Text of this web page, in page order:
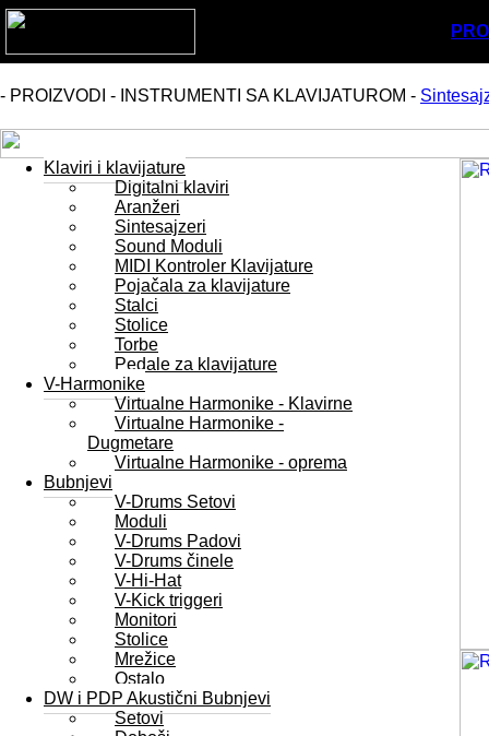
- PROIZVODI - INSTRUMENTI SA KLAVIJATUROM -
Klaviri i klavijature
Digitalni klaviri
Aranžeri
Sintesajzeri
Sound Moduli
MIDI Kontroler Klavijature
Pojačala za klavijature
Stalci
Stolice
Torbe
Pedale za klavijature
V-Harmonike
Virtualne Harmonike - Klavirne
Virtualne Harmonike -
Dugmetare
Virtualne Harmonike - oprema
Bubnjevi
V-Drums Setovi
Moduli
V-Drums Padovi
V-Drums činele
V-Hi-Hat
V-Kick triggeri
Monitori
Stolice
Mrežice
Ostalo
DW i PDP Akustični Bubnjevi
Setovi